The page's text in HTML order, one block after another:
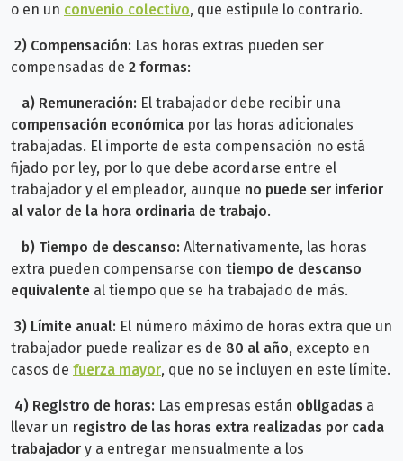
o en un convenio colectivo, que estipule lo contrario.
2) Compensación: Las horas extras pueden ser
compensadas de 2 formas:
a) Remuneración: El trabajador debe recibir una
compensación económica por las horas adicionales
trabajadas. El importe de esta compensación no está
fijado por ley, por lo que debe acordarse entre el
trabajador y el empleador, aunque no puede ser inferior
al valor de la hora ordinaria de trabajo.
b) Tiempo de descanso: Alternativamente, las horas
extra pueden compensarse con tiempo de descanso
equivalente al tiempo que se ha trabajado de más.
3) Límite anual: El número máximo de horas extra que un
trabajador puede realizar es de 80 al año, excepto en
casos de fuerza mayor, que no se incluyen en este límite.
4) Registro de horas: Las empresas están obligadas a
llevar un registro de las horas extra realizadas por cada
trabajador y a entregar mensualmente a los